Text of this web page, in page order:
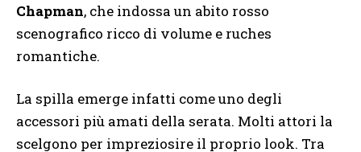
Chapman, che indossa un abito rosso
scenografico ricco di volume e ruches
romantiche.
La spilla emerge infatti come uno degli
accessori più amati della serata. Molti attori la
scelgono per impreziosire il proprio look. Tra